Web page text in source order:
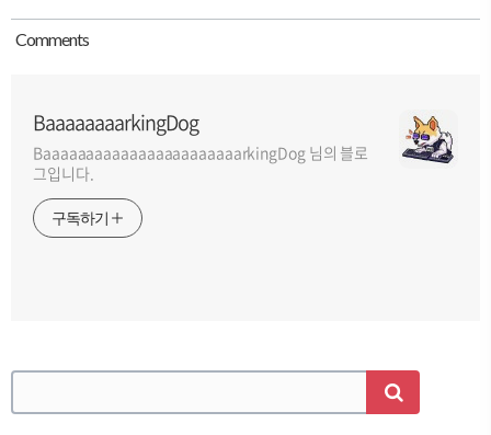
Comments
BaaaaaaaarkingDog
BaaaaaaaaaaaaaaaaaaaaaaarkingDog 님의 블로
그입니다.
구독하기